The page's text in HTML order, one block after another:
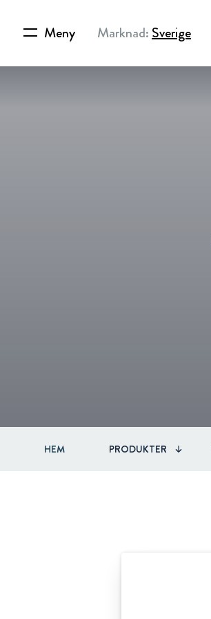
Meny Marknad:Sverige
HEM PRODUKTER